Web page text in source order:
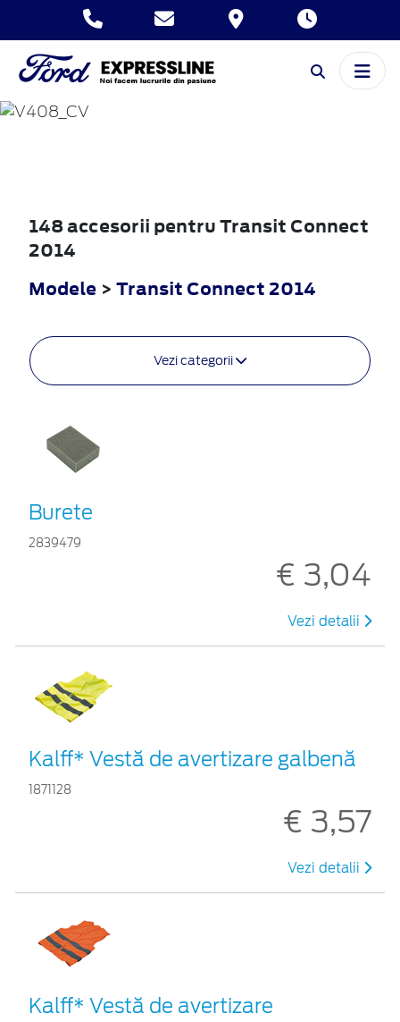
TRANSIT
CONNECT
148 accesorii pentru Transit Connect
2014
Modele > Transit Connect 2014
Vezi categorii
Burete
2839479
€ 3,04
Vezi detalii
Kalff* Vestă de avertizare galbenă
1871128
€ 3,57
Vezi detalii
Kalff* Vestă de avertizare